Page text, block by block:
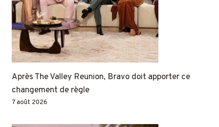
Après The Valley Reunion, Bravo doit apporter ce
changement de règle
7 août 2026